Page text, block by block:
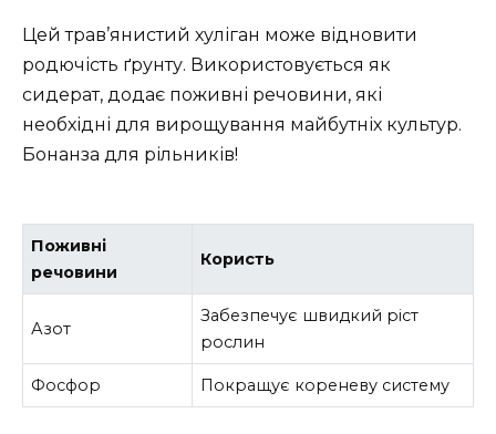
Цей трав’янистий хуліган може відновити
родючість ґрунту. Використовується як
сидерат, додає поживні речовини, які
необхідні для вирощування майбутніх культур.
Бонанза для рільників!
Поживні
речовини
Користь
Азот
Забезпечує швидкий ріст
рослин
Фосфор Покращує кореневу систему